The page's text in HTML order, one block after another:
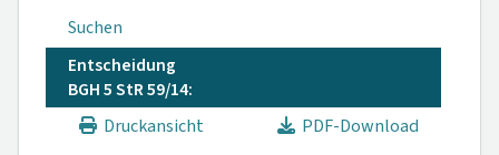
Suchen
Entscheidung
BGH 5 StR 59/14:
Druckansicht
PDF-Download